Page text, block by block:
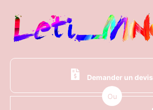
Demander un devis
Ou